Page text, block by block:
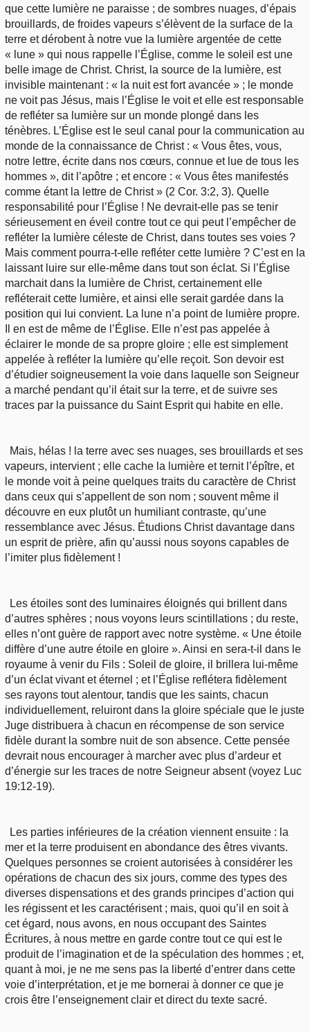
que cette lumière ne paraisse ; de sombres nuages, d’épais
brouillards, de froides vapeurs s’élèvent de la surface de la
terre et dérobent à notre vue la lumière argentée de cette
« lune » qui nous rappelle l’Église, comme le soleil est une
belle image de Christ. Christ, la source de la lumière, est
invisible maintenant : « la nuit est fort avancée » ; le monde
ne voit pas Jésus, mais l’Église le voit et elle est responsable
de refléter sa lumière sur un monde plongé dans les
ténèbres. L’Église est le seul canal pour la communication au
monde de la connaissance de Christ : « Vous êtes, vous,
notre lettre, écrite dans nos cœurs, connue et lue de tous les
hommes », dit l’apôtre ; et encore : « Vous êtes manifestés
comme étant la lettre de Christ » (2 Cor. 3:2, 3). Quelle
responsabilité pour l’Église ! Ne devrait-elle pas se tenir
sérieusement en éveil contre tout ce qui peut l’empêcher de
refléter la lumière céleste de Christ, dans toutes ses voies ?
Mais comment pourra-t-elle refléter cette lumière ? C’est en la
laissant luire sur elle-même dans tout son éclat. Si l’Église
marchait dans la lumière de Christ, certainement elle
refléterait cette lumière, et ainsi elle serait gardée dans la
position qui lui convient. La lune n’a point de lumière propre.
Il en est de même de l’Église. Elle n’est pas appelée à
éclairer le monde de sa propre gloire ; elle est simplement
appelée à refléter la lumière qu’elle reçoit. Son devoir est
d’étudier soigneusement la voie dans laquelle son Seigneur
a marché pendant qu’il était sur la terre, et de suivre ses
traces par la puissance du Saint Esprit qui habite en elle.
Mais, hélas ! la terre avec ses nuages, ses brouillards et ses
vapeurs, intervient ; elle cache la lumière et ternit l’épître, et
le monde voit à peine quelques traits du caractère de Christ
dans ceux qui s’appellent de son nom ; souvent même il
découvre en eux plutôt un humiliant contraste, qu’une
ressemblance avec Jésus. Étudions Christ davantage dans
un esprit de prière, afin qu’aussi nous soyons capables de
l’imiter plus fidèlement !
Les étoiles sont des luminaires éloignés qui brillent dans
d’autres sphères ; nous voyons leurs scintillations ; du reste,
elles n’ont guère de rapport avec notre système. « Une étoile
diffère d’une autre étoile en gloire ». Ainsi en sera-t-il dans le
royaume à venir du Fils : Soleil de gloire, il brillera lui-même
d’un éclat vivant et éternel ; et l’Église reflétera fidèlement
ses rayons tout alentour, tandis que les saints, chacun
individuellement, reluiront dans la gloire spéciale que le juste
Juge distribuera à chacun en récompense de son service
fidèle durant la sombre nuit de son absence. Cette pensée
devrait nous encourager à marcher avec plus d’ardeur et
d’énergie sur les traces de notre Seigneur absent (voyez Luc
19:12-19).
Les parties inférieures de la création viennent ensuite : la
mer et la terre produisent en abondance des êtres vivants.
Quelques personnes se croient autorisées à considérer les
opérations de chacun des six jours, comme des types des
diverses dispensations et des grands principes d’action qui
les régissent et les caractérisent ; mais, quoi qu’il en soit à
cet égard, nous avons, en nous occupant des Saintes
Écritures, à nous mettre en garde contre tout ce qui est le
produit de l’imagination et de la spéculation des hommes ; et,
quant à moi, je ne me sens pas la liberté d’entrer dans cette
voie d’interprétation, et je me bornerai à donner ce que je
crois être l’enseignement clair et direct du texte sacré.